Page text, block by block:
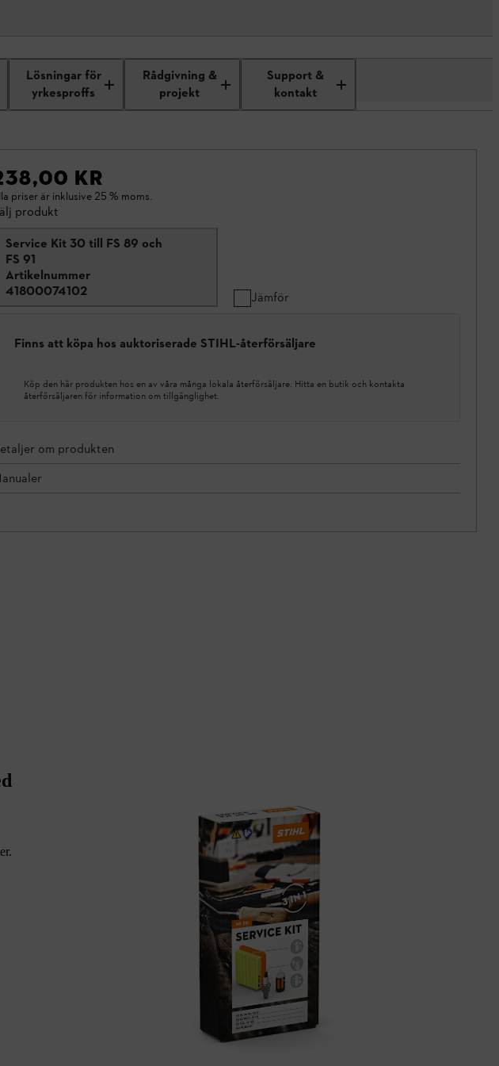
Lösningar för
yrkesproffs
Rådgivning &
projekt
Support &
kontakt
KR
priser är inklusive 25 % moms.
produkt
Service Kit 30 till FS 89 och
FS 91
Artikelnummer
41800074102
Jämför
Finns att köpa hos auktoriserade STIHL-återförsäljare
Köp den här produkten hos en av våra många lokala återförsäljare. Hitta en butik och kontakta
återförsäljaren för information om tillgänglighet.
om produkten